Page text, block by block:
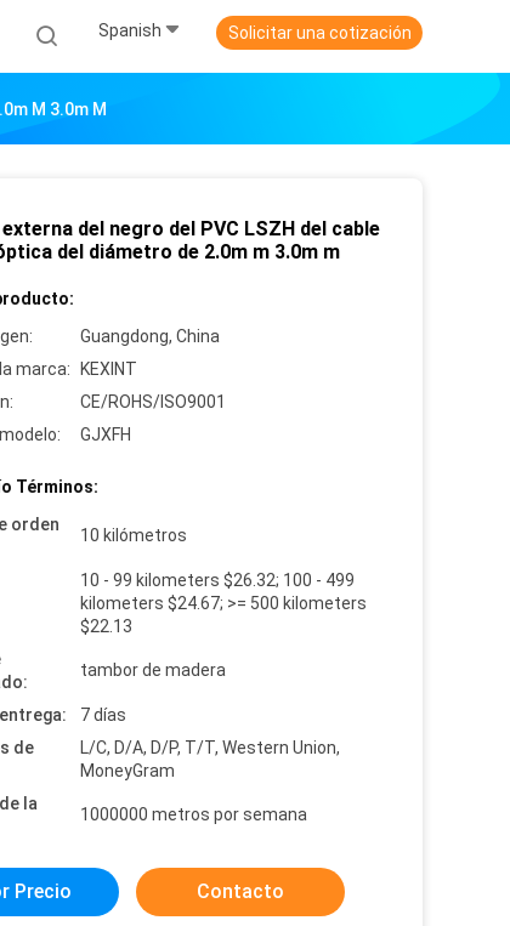
Spanish Solicitar una cotización
M 3.0m M
del negro del PVC LSZH del cable
del diámetro de 2.0m m 3.0m m
Guangdong, China
marca:
KEXINT
CE/ROHS/ISO9001
GJXFH
Términos:
orden
10 kilómetros
10 - 99 kilometers $26.32; 100 - 499
kilometers $24.67; >= 500 kilometers
$22.13
tambor de madera
7 días
de
L/C, D/A, D/P, T/T, Western Union,
MoneyGram
la
1000000 metros por semana
Precio Contacto